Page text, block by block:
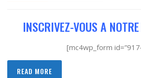
INSCRIVEZ-VOUS A
[mc4wp_form
READ MORE